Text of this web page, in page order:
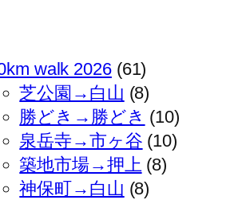
walk 2026(61)
芝公園→白山 (8)
勝どき→勝どき (10)
泉岳寺→市ヶ谷 (10)
築地市場→押上 (8)
神保町→白山 (8)